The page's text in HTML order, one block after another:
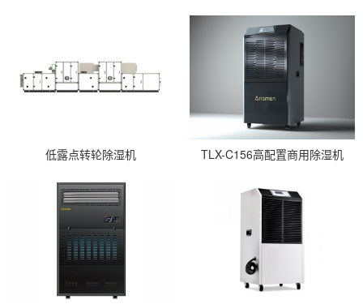
低露点转轮除湿机 TLX-C156高配置商用除湿机